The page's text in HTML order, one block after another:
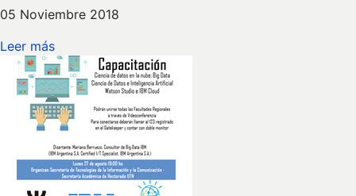
05 Noviembre 2018
Leer más